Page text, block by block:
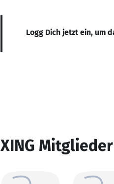
Logg Dich jetzt ein, um
XING